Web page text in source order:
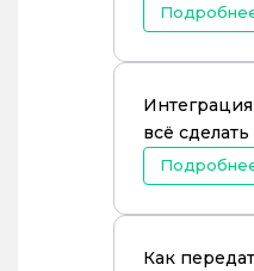
Интеграция
всё
Как